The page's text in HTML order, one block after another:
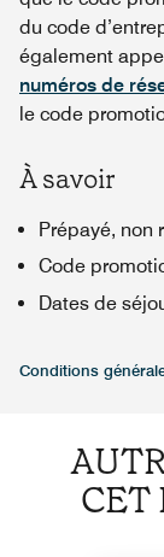
du code
également
numéros de
le code
À savoir
Prépayé, non
Code
Dates de
Conditions
CET